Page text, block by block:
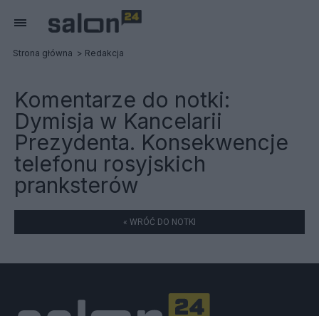
Strona główna Redakcja
Komentarze do notki:
Dymisja w Kancelarii
Prezydenta. Konsekwencje
telefonu rosyjskich
pranksterów
« WRÓĆ DO NOTKI